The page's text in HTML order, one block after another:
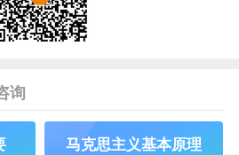
询
马克思主义基本原理